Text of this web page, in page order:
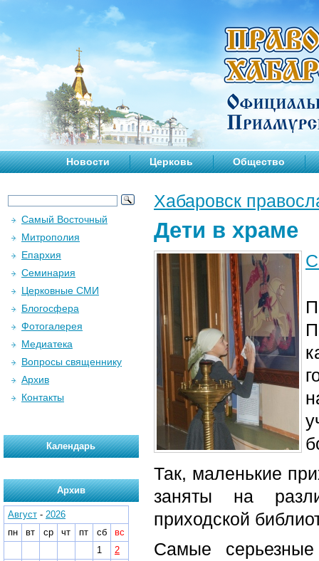
Новости Церковь Общество
Хабаровск
Дети в храме
Так, маленькие
заняты на
приходской
Самые
Самый Восточный
Митрополия
Епархия
Семинария
Церковные СМИ
Блогосфера
Фотогалерея
Медиатека
Вопросы священнику
Архив
Контакты
Календарь
Архив
Август - 2026
пн
вт ср чт пт сб
вс
1
2